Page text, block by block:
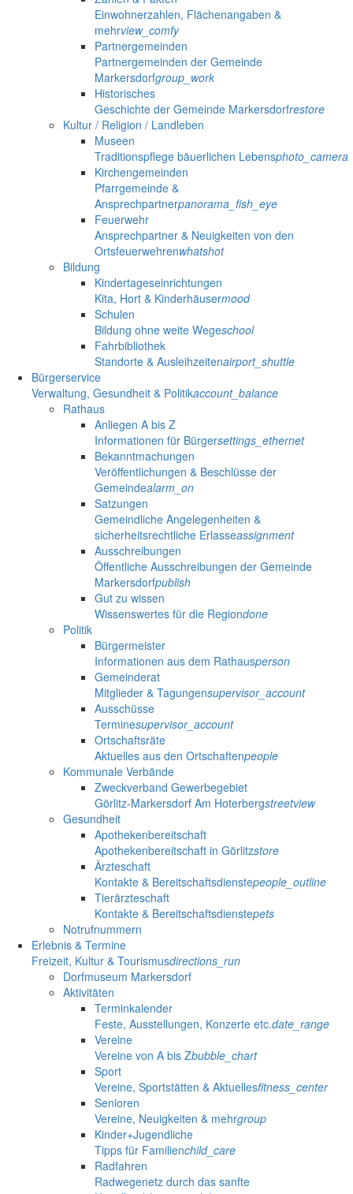
Einwohnerzahlen, Flächenangaben &
mehrview_comfy
Partnergemeinden
Partnergemeinden der Gemeinde
Markersdorfgroup_work
Historisches
Geschichte der Gemeinde Markersdorfrestore
Kultur / Religion / Landleben
Museen
Traditionspflege bäuerlichen Lebensphoto_camera
Kirchengemeinden
Pfarrgemeinde &
Ansprechpartnerpanorama_fish_eye
Feuerwehr
Ansprechpartner & Neuigkeiten von den
Ortsfeuerwehrenwhatshot
Bildung
Kindertageseinrichtungen
Kita, Hort & Kinderhäusermood
Schulen
Bildung ohne weite Wegeschool
Fahrbibliothek
Standorte & Ausleihzeitenairport_shuttle
Bürgerservice
Verwaltung, Gesundheit & Politikaccount_balance
Rathaus
Anliegen A bis Z
Informationen für Bürgersettings_ethernet
Bekanntmachungen
Veröffentlichungen & Beschlüsse der
Gemeindealarm_on
Satzungen
Gemeindliche Angelegenheiten &
sicherheitsrechtliche Erlasseassignment
Ausschreibungen
Öffentliche Ausschreibungen der Gemeinde
Markersdorfpublish
Gut zu wissen
Wissenswertes für die Regiondone
Politik
Bürgermeister
Informationen aus dem Rathausperson
Gemeinderat
Mitglieder & Tagungensupervisor_account
Ausschüsse
Terminesupervisor_account
Ortschaftsräte
Aktuelles aus den Ortschaftenpeople
Kommunale Verbände
Zweckverband Gewerbegebiet
Görlitz-Markersdorf Am Hoterbergstreetview
Gesundheit
Apothekenbereitschaft
Apothekenbereitschaft in Görlitzstore
Ärzteschaft
Kontakte & Bereitschaftsdienstepeople_outline
Tierärzteschaft
Kontakte & Bereitschaftsdienstepets
Notrufnummern
Erlebnis & Termine
Freizeit, Kultur & Tourismusdirections_run
Dorfmuseum Markersdorf
Aktivitäten
Terminkalender
Feste, Ausstellungen, Konzerte etc.date_range
Vereine
Vereine von A bis Zbubble_chart
Sport
Vereine, Sportstätten & Aktuellesfitness_center
Senioren
Vereine, Neuigkeiten & mehrgroup
Kinder+Jugendliche
Tipps für Familienchild_care
Radfahren
Radwegenetz durch das sanfte